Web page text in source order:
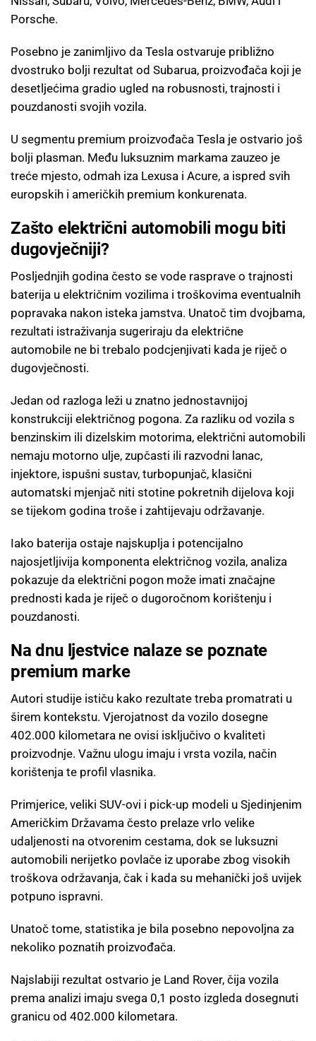
Porsche.
Posebno je zanimljivo da Tesla ostvaruje približno
dvostruko bolji rezultat od Subarua, proizvođača koji je
desetljećima gradio ugled na robusnosti, trajnosti i
pouzdanosti svojih vozila.
U segmentu premium proizvođača Tesla je ostvario još
bolji plasman. Među luksuznim markama zauzeo je
treće mjesto, odmah iza Lexusa i Acure, a ispred svih
europskih i američkih premium konkurenata.
Zašto električni automobili mogu biti
dugovječniji?
Posljednjih godina često se vode rasprave o trajnosti
baterija u električnim vozilima i troškovima eventualnih
popravaka nakon isteka jamstva. Unatoč tim dvojbama,
rezultati istraživanja sugeriraju da električne
automobile ne bi trebalo podcjenjivati kada je riječ o
dugovječnosti.
Jedan od razloga leži u znatno jednostavnijoj
konstrukciji električnog pogona. Za razliku od vozila s
benzinskim ili dizelskim motorima, električni automobili
nemaju motorno ulje, zupčasti ili razvodni lanac,
injektore, ispušni sustav, turbopunjač, klasični
automatski mjenjač niti stotine pokretnih dijelova koji
se tijekom godina troše i zahtijevaju održavanje.
Iako baterija ostaje najskuplja i potencijalno
najosjetljivija komponenta električnog vozila, analiza
pokazuje da električni pogon može imati značajne
prednosti kada je riječ o dugoročnom korištenju i
pouzdanosti.
Na dnu ljestvice nalaze se poznate
premium marke
Autori studije ističu kako rezultate treba promatrati u
širem kontekstu. Vjerojatnost da vozilo dosegne
402.000 kilometara ne ovisi isključivo o kvaliteti
proizvodnje. Važnu ulogu imaju i vrsta vozila, način
korištenja te profil vlasnika.
Primjerice, veliki SUV-ovi i pick-up modeli u Sjedinjenim
Američkim Državama često prelaze vrlo velike
udaljenosti na otvorenim cestama, dok se luksuzni
automobili nerijetko povlače iz uporabe zbog visokih
troškova održavanja, čak i kada su mehanički još uvijek
potpuno ispravni.
Unatoč tome, statistika je bila posebno nepovoljna za
nekoliko poznatih proizvođača.
Najslabiji rezultat ostvario je Land Rover, čija vozila
prema analizi imaju svega 0,1 posto izgleda dosegnuti
granicu od 402.000 kilometara.